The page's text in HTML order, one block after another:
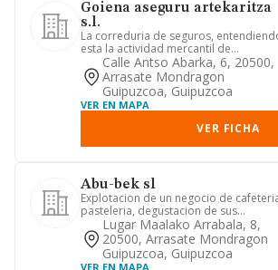
Goiena aseguru artekaritza
s.l.
La correduria de seguros,
esta la actividad mercantil de
promocion, mediacion y asesora...
Calle Antso Abarka, 6, 20500,
Arrasate Mondragon
Guipuzcoa, Guipuzcoa
VER EN MAPA
VER FICHA
Abu-bek sl
Explotacion de un negocio de
pasteleria, degustacion de sus
productos, venta al por menor...
Lugar Maalako Arrabala, 8,
20500, Arrasate Mondragon
Guipuzcoa, Guipuzcoa
VER EN MAPA